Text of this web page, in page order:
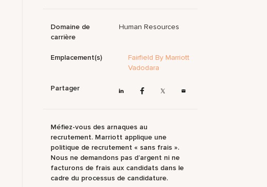
Domaine de
carrière
Human Resources
Emplacement(s)
Fairfield By Marriott
Vadodara
Partager
Méfiez-vous des arnaques au
recrutement. Marriott applique une
politique de recrutement « sans frais ».
Nous ne demandons pas d’argent ni ne
facturons de frais aux candidats dans le
cadre du processus de candidature.